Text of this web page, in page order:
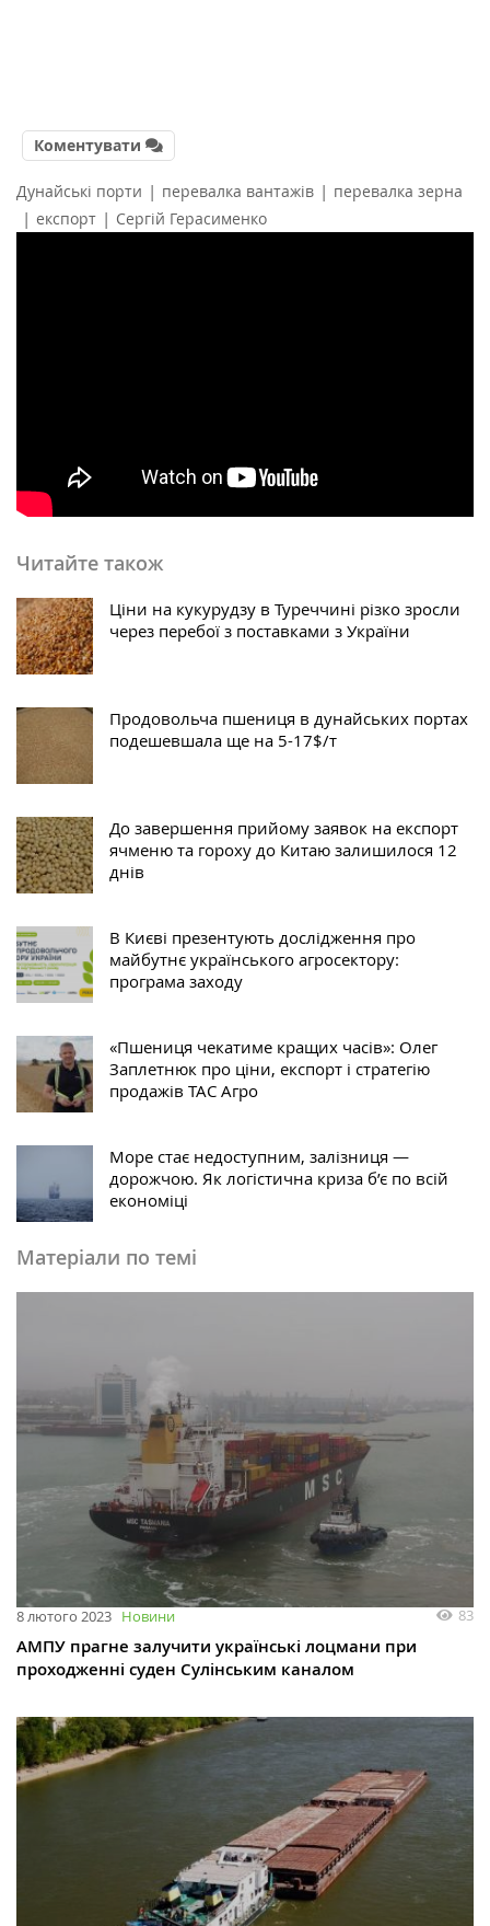
Коментувати
Дунайські порти | перевалка вантажів | перевалка зерна
| експорт | Сергій Герасименко
Читайте також
Ціни на кукурудзу в Туреччині різко зросли
через перебої з поставками з України
Продовольча пшениця в дунайських портах
подешевшала ще на 5-17$/т
До завершення прийому заявок на експорт
ячменю та гороху до Китаю залишилося 12
днів
В Києві презентують дослідження про
майбутнє українського агросектору:
програма заходу
«Пшениця чекатиме кращих часів»: Олег
Заплетнюк про ціни, експорт і стратегію
продажів ТАС Агро
Море стає недоступним, залізниця —
дорожчою. Як логістична криза б’є по всій
економіці
Матеріали по темі
8 лютого 2023 Новини 83
АМПУ прагне залучити українські лоцмани при
проходженні суден Сулінським каналом